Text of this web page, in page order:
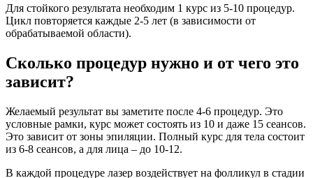
Для стойкого результата необходим 1 курс из 5-10 процедур.
Цикл повторяется каждые 2-5 лет (в зависимости от
обрабатываемой области).
Сколько процедур нужно и от чего это
зависит?
Желаемый результат вы заметите после 4-6 процедур. Это
условные рамки, курс может состоять из 10 и даже 15 сеансов.
Это зависит от зоны эпиляции. Полный курс для тела состоит
из 6-8 сеансов, а для лица – до 10-12.
В каждой процедуре лазер воздействует на фолликул в стадии